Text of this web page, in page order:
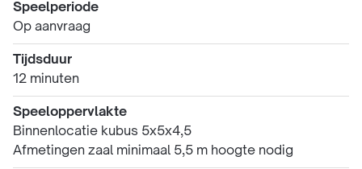
Speelperiode
Op aanvraag
Tijdsduur
12 minuten
Speeloppervlakte
Binnenlocatie kubus 5x5x4,5
Afmetingen zaal minimaal 5,5 m hoogte nodig